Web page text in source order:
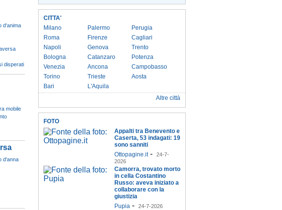
d'anima
disperati
mobile
d'anna
CITTA'
Milano
Roma
Napoli
Bologna
Venezia
Torino
Bari
Palermo
Firenze
Genova
Catanzaro
Ancona
Trieste
L'Aquila
Perugia
Cagliari
Trento
Potenza
Campobasso
Aosta
Altre città
FOTO
Appalti tra Benevento e
Caserta, 53 indagati: 19
sono sanniti
Ottopagine.it-
24-7-
2026
Camorra, trovato morto
in cella Costantino
Russo: aveva iniziato a
collaborare con la
giustizia
Pupia - 24-7-2026